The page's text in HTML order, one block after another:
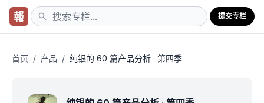
提交专栏
首页 / 产品 / 纯银的 60 篇产品分析 · 第四季